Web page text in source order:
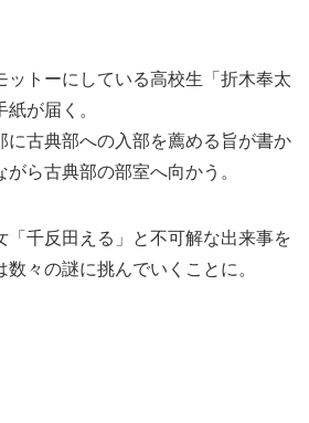
ットーにしている高校生「折木奉太
が届く。
に古典部への入部を薦める旨が書か
ら古典部の部室へ向かう。
「千反田える」と不可解な出来事を
々の謎に挑んでいくことに。